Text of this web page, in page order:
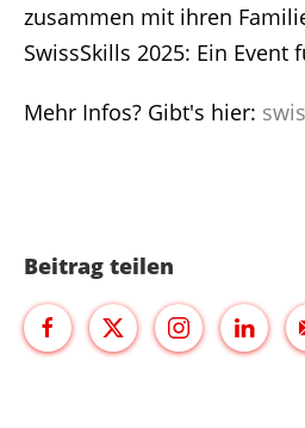
zusammen mit ihren
SwissSkills 2025: Ein Event
Mehr Infos? Gibt's hier:
Beitrag teilen